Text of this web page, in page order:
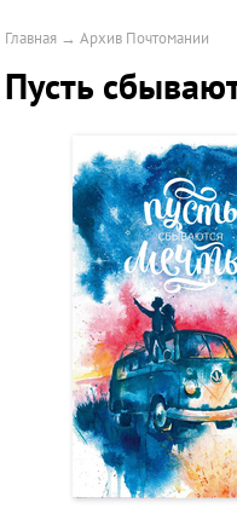
Главная →Архив Почтомании
Пусть